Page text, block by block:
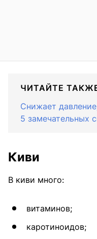
ЧИТАЙТЕ
Снижает
5 замечательных
Киви
В киви много:
витаминов;
каротиноидов;